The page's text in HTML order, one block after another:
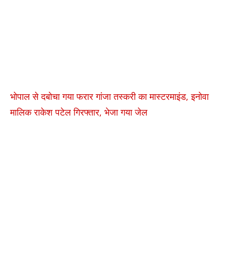
भोपाल से दबोचा गया फरार गांजा तस्करी का मास्टरमाइंड, इनोवा
मालिक राकेश पटेल गिरफ्तार, भेजा गया जेल